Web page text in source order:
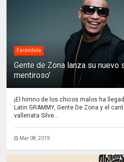
Farándula
Gente de Zona lanza su nuevo
mentiroso'
¡El himno de los chicos malos ha
Latin GRAMMY, Gente De Zona y el
vallenata Silve...
Mar 08, 2019